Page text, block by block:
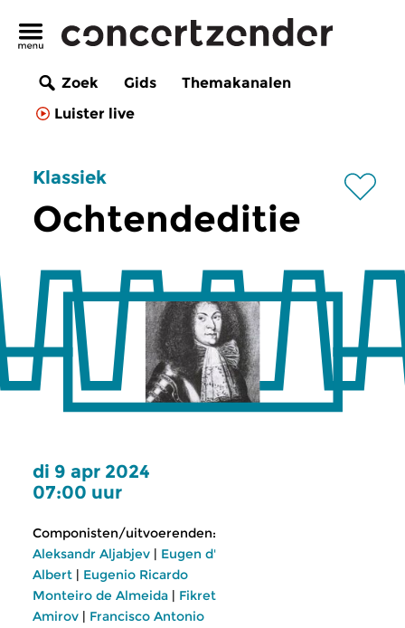
Zoek Gids
Themakanalen
Luister live
Klassiek
Ochtendeditie
di 9 apr 2024
07:00 uur
Componisten/uitvoerenden:
Aleksandr Aljabjev | Eugen d'
Albert | Eugenio Ricardo
Monteiro de Almeida | Fikret
Amirov | Francisco Antonio